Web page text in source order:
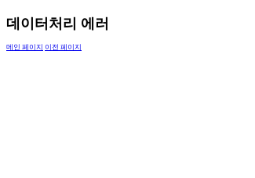
데이터처리 에러
메인 페이지 이전 페이지